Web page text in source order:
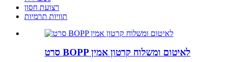
רצועת חסון
תוויות תרמיות
סרט BOPP לאיטום ומשלוח קרטון אמין